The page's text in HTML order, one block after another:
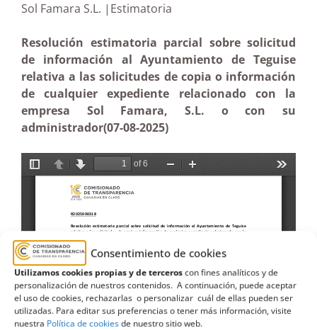
Consentimiento de cookies
Utilizamos cookies propias y de terceroscon fines analíticos y de
personalización de nuestros contenidos. A continuación, puede aceptar
el uso de cookies, rechazarlas o personalizar cuál de ellas pueden ser
utilizadas. Para editar sus preferencias o tener más información, visite
nuestra Política de cookiesde nuestro sitio web.
Sol Famara S.L. |Estimatoria
Resolución estimatoria parcial sobre solicitud
de información al Ayuntamiento de Teguise
relativa a las solicitudes de copia o información
de cualquier expediente relacionado con la
empresa Sol Famara, S.L. o con su
administrador(07-08-2025)